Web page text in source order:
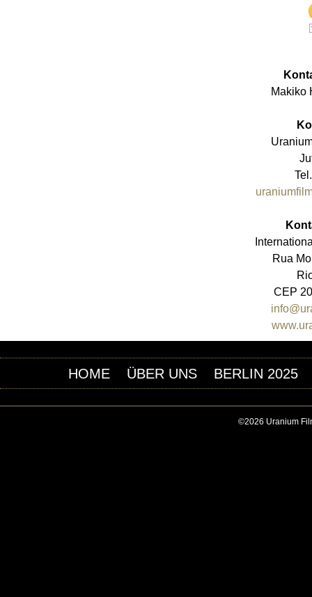
Makiko
Rua
CEP
HOME ÜBER UNS BERLIN 2025
©2026 Uranium